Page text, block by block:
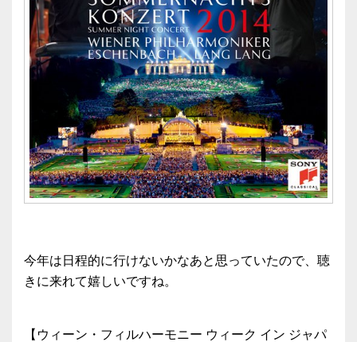
今年は日程的に行けないかなあと思っていたので、聴
きに来れて嬉しいですね。
【ウィーン・フィルハーモニー ウィーク イン ジャパ